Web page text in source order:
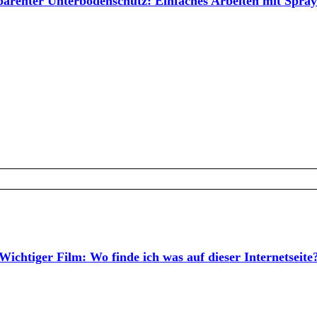
Film: Wo finde ich was auf dieser